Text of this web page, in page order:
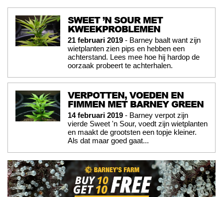
SWEET ’N SOUR MET
KWEEKPROBLEMEN
21 februari 2019 - Barney baalt want zijn
wietplanten zien pips en hebben een
achterstand. Lees mee hoe hij hardop de
oorzaak probeert te achterhalen.
VERPOTTEN, VOEDEN EN
FIMMEN MET BARNEY GREEN
14 februari 2019 - Barney verpot zijn
vierde Sweet 'n Sour, voedt zijn wietplanten
en maakt de grootsten een topje kleiner.
Als dat maar goed gaat...